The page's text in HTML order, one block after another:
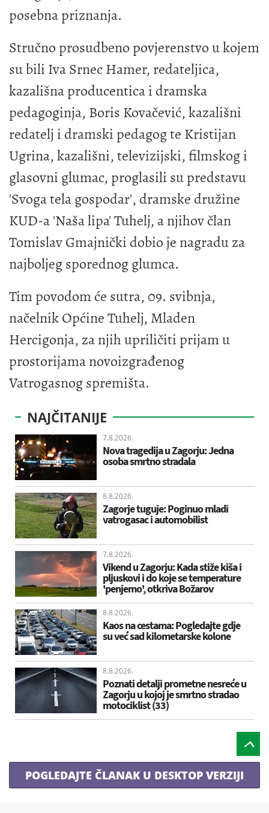
posebna priznanja.
Stručno prosudbeno povjerenstvo u kojem
su bili Iva Srnec Hamer, redateljica,
kazališna producentica i dramska
pedagoginja, Boris Kovačević, kazališni
redatelj i dramski pedagog te Kristijan
Ugrina, kazališni, televizijski, filmskog i
glasovni glumac, proglasili su predstavu
'Svoga tela gospodar', dramske družine
KUD-a 'Naša lipa' Tuhelj, a njihov član
Tomislav Gmajnički dobio je nagradu za
najboljeg sporednog glumca.
Tim povodom će sutra, 09. svibnja,
načelnik Općine Tuhelj, Mladen
Hercigonja, za njih upriličiti prijam u
prostorijama novoizgrađenog
Vatrogasnog spremišta.
NAJČITANIJE
7.8.2026.
Nova tragedija u Zagorju: Jedna
osoba smrtno stradala
8.8.2026.
Zagorje tuguje: Poginuo mladi
vatrogasac i automobilist
7.8.2026.
Vikend u Zagorju: Kada stiže kiša i
pljuskovi i do koje se temperature
'penjemo', otkriva Božarov
8.8.2026.
Kaos na cestama: Pogledajte gdje
su već sad kilometarske kolone
8.8.2026.
Poznati detalji prometne nesreće u
Zagorju u kojoj je smrtno stradao
motociklist (33)
POGLEDAJTE ČLANAK U DESKTOP VERZIJI